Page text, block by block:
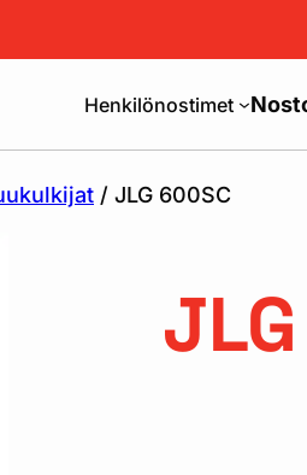
Henkilönostimet
/ JLG 600SC